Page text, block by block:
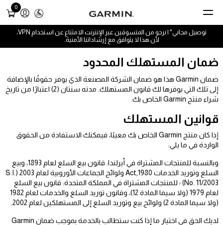
0
توصيل مجاني* | نرجو من المتسوقين عبر الإنترنت الامتناع عن استخدام VPN،
لأن هذا لا يتوافق مع إرشاداتنا الأمنية.
ضمان المستهلك المحدود
ضمان Garmin هذا هو ضمان الشركة المصنعة الذي يوفر حقوقًا بالإضافة
إلى تلك التي يوفرها لك قانون المستهلك. مدته سنتان (2) اعتبارًا من تاريخ
شراء منتج Garmin الخاص بك.
قوانين المستهلك
إذا كان منتج Garmin الخاص بك معيبًا، فيمكنك الاستفادة من الحقوق
الواردة في ما يلي:
وبالنسبة للمنتجات المشتراة في أيرلندا: قانون بيع السلع لعام 1893، وبيع
السلع وتوريد الخدمات Act,1980 ولوائح الجماعات الأوروبية لعام 2003 (S.I.
No. 11/2003) ؛ للمنتجات المشتراة في المملكة المتحدة: قانون بيع السلع
لعام 1979 (ولا سيما المادة 12)، وقانون توريد السلع والخدمات لعام 1982
(ولا سيما المادة 2) ولوائح بيع وتوريد السلع إلى المستهلكين لعام 2002.
لديك الحق في اختيار ما إذا كنت ستطالب بالخدمة بموجب ضمان Garmin